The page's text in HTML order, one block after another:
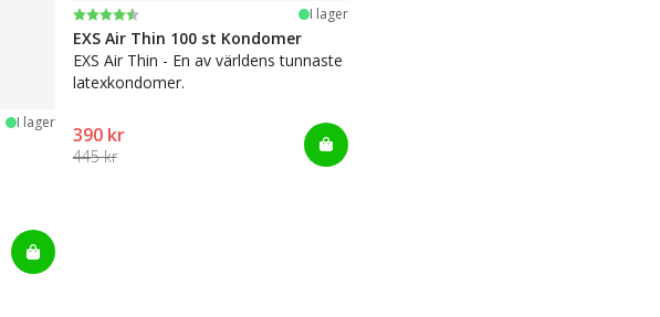
I lager
Betyg:
4.6 utav 5 stjärnor I lager
EXS Air Thin 100 st Kondomer
EXS Air Thin - En av världens tunnaste
latexkondomer.
390 kr
445 kr